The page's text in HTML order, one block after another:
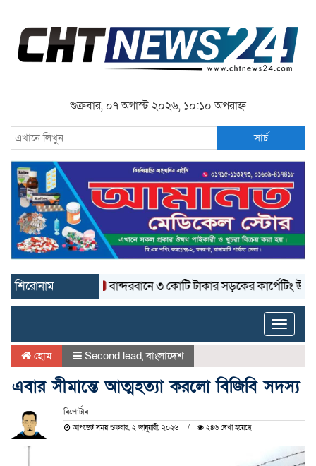
শুক্রবার, ০৭ অগাস্ট ২০২৬, ১০:১০ অপরাহ্ন
সার্চ
শিরোনাম বান্দরবানে ৩ কোটি টাকার সড়কের কার্পেটিং উঠে যাচ্ছে
Toggle
হোম Second lead,বাংলাদেশ
এবার সীমান্তে আত্মহত্যা করলো বিজিবি সদস্য
রিপোর্টার
আপডেট সময় শুক্রবার, ২ জানুয়ারী, ২০২৬ ২৪৬ দেখা হয়েছে